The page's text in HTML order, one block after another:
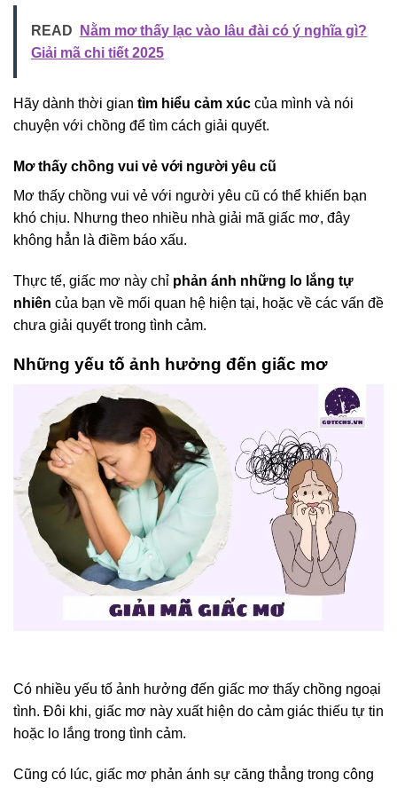
READ
Nằm mơ thấy lạc vào lâu đài có ý nghĩa gì?
Giải mã chi tiết 2025
Hãy dành thời gian tìm hiểu cảm xúc của mình và nói
chuyện với chồng để tìm cách giải quyết.
Mơ thấy chồng vui vẻ với người yêu cũ
Mơ thấy chồng vui vẻ với người yêu cũ có thể khiến bạn
khó chịu. Nhưng theo nhiều nhà giải mã giấc mơ, đây
không hẳn là điềm báo xấu.
Thực tế, giấc mơ này chỉ phản ánh những lo lắng tự
nhiên của bạn về mối quan hệ hiện tại, hoặc về các vấn đề
chưa giải quyết trong tình cảm.
Những yếu tố ảnh hưởng đến giấc mơ
Có nhiều yếu tố ảnh hưởng đến giấc mơ thấy chồng ngoại
tình. Đôi khi, giấc mơ này xuất hiện do cảm giác thiếu tự tin
hoặc lo lắng trong tình cảm.
Cũng có lúc, giấc mơ phản ánh sự căng thẳng trong công